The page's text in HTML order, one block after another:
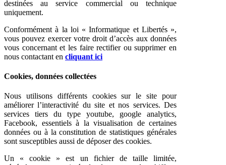
destinées au service commercial ou technique
uniquement.
Conformément à la loi « Informatique et Libertés »,
vous pouvez exercer votre droit d’accès aux données
vous concernant et les faire rectifier ou supprimer en
nous contactant en cliquant ici
Cookies, données collectées
Nous utilisons différents cookies sur le site pour
améliorer l’interactivité du site et nos services. Des
services tiers du type youtube, google analytics,
Facebook, essentiels à la visualisation de certaines
données ou à la constitution de statistiques générales
sont susceptibles aussi de déposer des cookies.
Un « cookie » est un fichier de taille limitée,